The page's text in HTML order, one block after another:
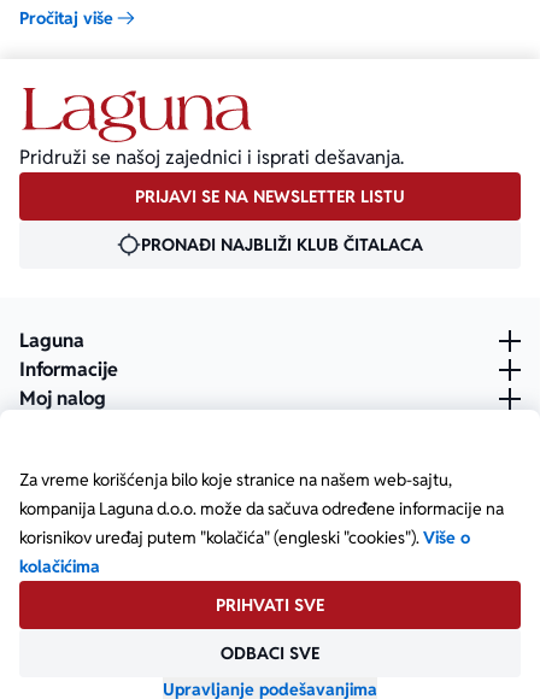
Za vreme korišćenja bilo koje stranice na našem web-sajtu,
kompanija Laguna d.o.o. može da sačuva određene informacije na
korisnikov uređaj putem "kolačića" (engleski "cookies").Više o
kolačićima
PRIHVATI SVE
ODBACI SVE
Upravljanje podešavanjima
umetnosti.
Pročitaj više
Pridruži se našoj zajednici i isprati dešavanja.
PRIJAVI SE NA NEWSLETTER LISTU
PRONAĐI NAJBLIŽI KLUB ČITALACA
Laguna
Informacije
Moj nalog
Copyright © Laguna d.o.o. Starine Novaka 23, Beograd •
Matični broj: 17414844
Posetite našu Facebook stranicu
Posetite našu X stranicu
Posetite našu Instagram stranicu
Posetite naš YouTube
Posetite našu TikTok stranicu
Posetite našu LinkedIn stranicu